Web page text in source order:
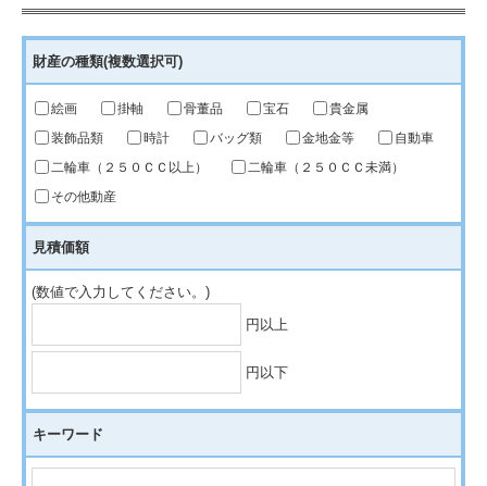
財産の種類(複数選択可)
絵画 掛軸 骨董品 宝石
貴金属
装飾品類
時計 バッグ類 金地金等
自動車
二輪車（２５０ＣＣ以上）
二輪車（２５０ＣＣ未満）
その他動産
見積価額
(数値で入力してください。)
円以上
円以下
キーワード